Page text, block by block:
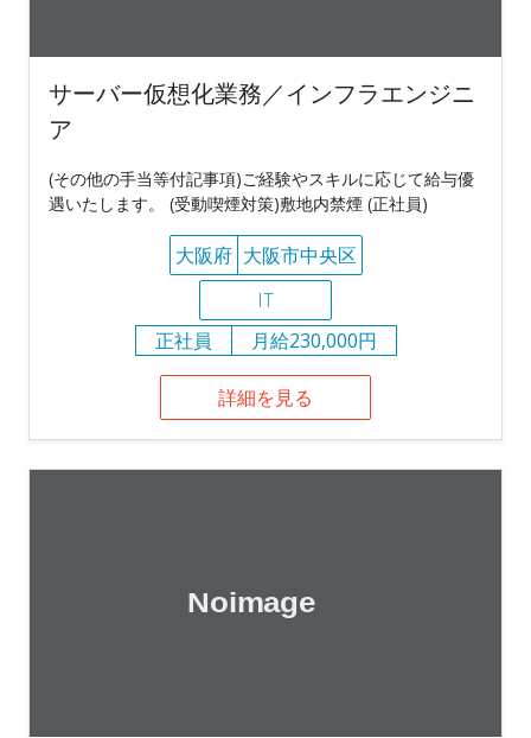
サーバー仮想化業務／インフラエンジニ
ア
(その他の手当等付記事項)ご経験やスキルに応じて給与優
遇いたします。 (受動喫煙対策)敷地内禁煙 (正社員)
大阪府 大阪市中央区
IT
正社員
月給230,000円
詳細を見る